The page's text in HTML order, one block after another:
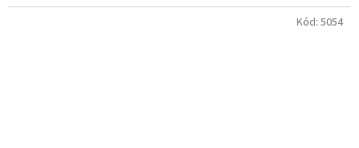
Kód: 5054